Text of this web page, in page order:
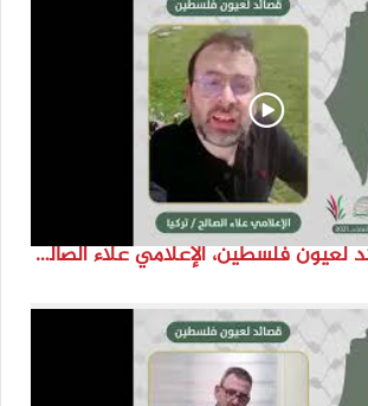
انتماء2021: قصائد لعيون فلسطين، الإعلامي علاء الصالح، تركيا